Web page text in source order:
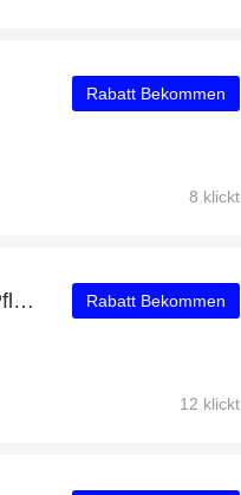
Rabatt Bekommen
8 klickt
Erhalten Sie 36% Rabatt auf Ihren Einkauf von Pflanzenbasierter Vorratschrank Rabatt Bekommen
12 klickt